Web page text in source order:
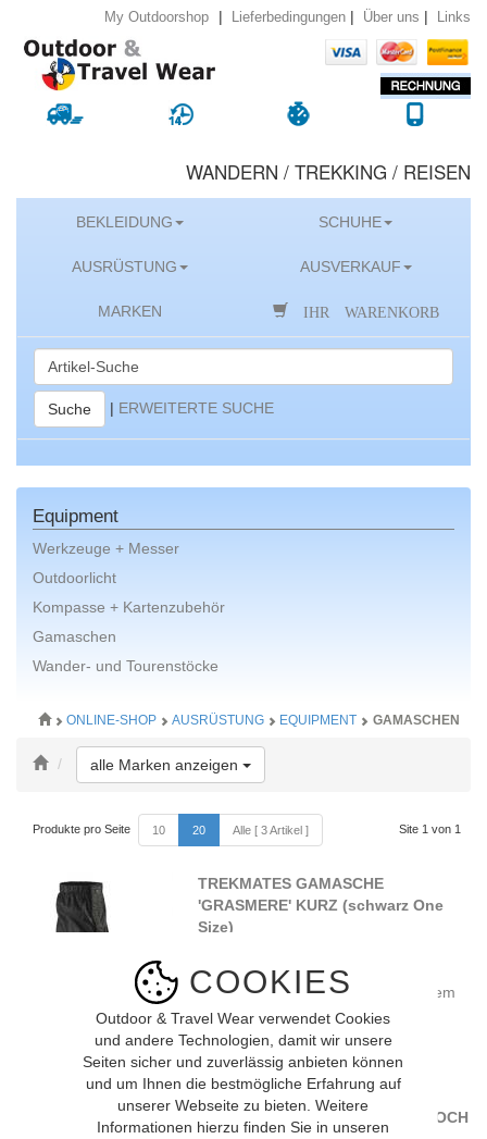
COOKIES
Outdoor & Travel Wear verwendet Cookies
und andere Technologien, damit wir unsere
Seiten sicher und zuverlässig anbieten können
und um Ihnen die bestmögliche Erfahrung auf
unserer Webseite zu bieten. Weitere
Informationen hierzu finden Sie in unseren
My Outdoorshop | Lieferbedingungen | Über uns | Links
WANDERN / TREKKING / REISEN
BEKLEIDUNG SCHUHE
AUSRÜSTUNG AUSVERKAUF
MARKEN IHR WARENKORB
Suche | ERWEITERTE SUCHE
Equipment
Werkzeuge + Messer
Outdoorlicht
Kompasse + Kartenzubehör
Gamaschen
Wander- und Tourenstöcke
ONLINE-SHOP AUSRÜSTUNG EQUIPMENT GAMASCHEN
alle Marken anzeigen Toggle Dropdown
Produkte pro Seite 10 20 Alle [ 3 Artikel ] Site 1 von 1
TREKMATES GAMASCHE
'GRASMERE' KURZ (schwarz One
Size)
Gamaschen von Trekmates. Sehr
leichte Konstruktion mit verstellbarem
...
33.90 CHF
TREKMATES GAMASCHE 'RANNOCH